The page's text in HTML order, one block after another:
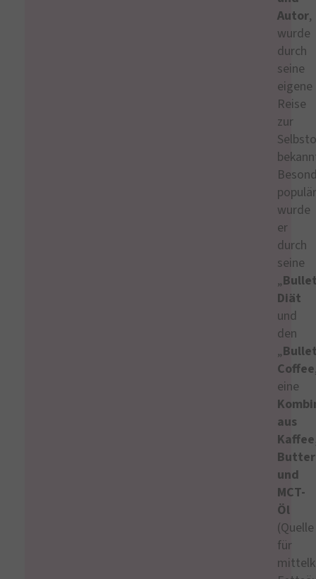
Autor,
wurde
durch
seine
eigene
Reise
zur
populär
wurde
er
durch
seine
„
Diät
und
den
„
Coffee
eine
aus
Butter
und
MCT-
Öl
(Quelle
für